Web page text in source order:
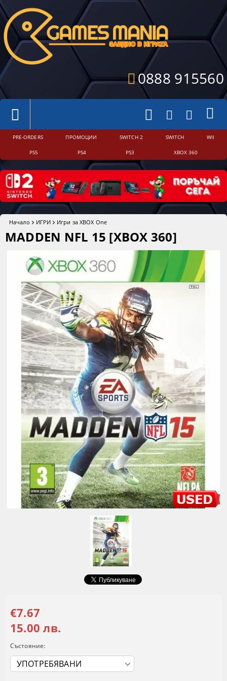
0888 915560
PRE-ORDERS ПРОМОЦИИ SWITCH 2 SWITCH WII
PS5 PS4 PS3 XBOX 360
Начало ИГРИ Игри за XBOX One
MADDEN NFL 15 [XBOX 360]
€7.67
15.00 лв.
Състояние: